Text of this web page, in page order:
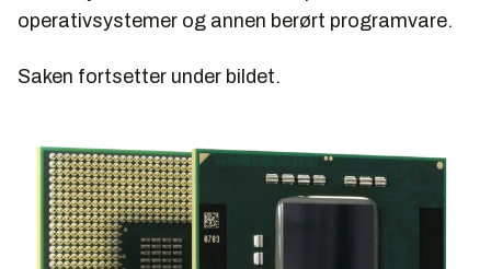
operativsystemer og annen berørt programvare.
Saken fortsetter under bildet.